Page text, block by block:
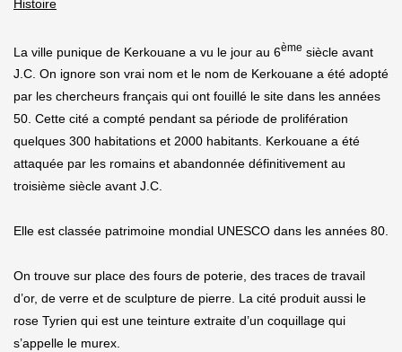
Histoire
La ville punique de Kerkouane a vu le jour au 6ème siècle avant
J.C. On ignore son vrai nom et le nom de Kerkouane a été adopté
par les chercheurs français qui ont fouillé le site dans les années
50. Cette cité a compté pendant sa période de prolifération
quelques 300 habitations et 2000 habitants. Kerkouane a été
attaquée par les romains et abandonnée définitivement au
troisième siècle avant J.C.
Elle est classée patrimoine mondial UNESCO dans les années 80.
On trouve sur place des fours de poterie, des traces de travail
d’or, de verre et de sculpture de pierre. La cité produit aussi le
rose Tyrien qui est une teinture extraite d’un coquillage qui
s’appelle le murex.